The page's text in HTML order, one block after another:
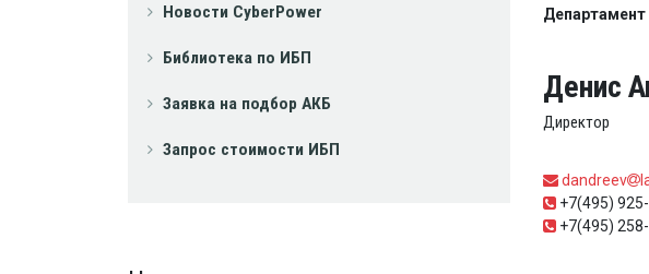
Новости CyberPower
Библиотека по ИБП
Заявка на подбор АКБ
Запрос стоимости ИБП
Денис
Директор
dandreev
+7(495)
+7(495)